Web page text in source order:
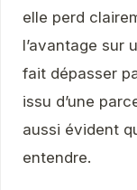
elle perd
l’avantage sur
fait dépasser
issu d’une
aussi évident
entendre.